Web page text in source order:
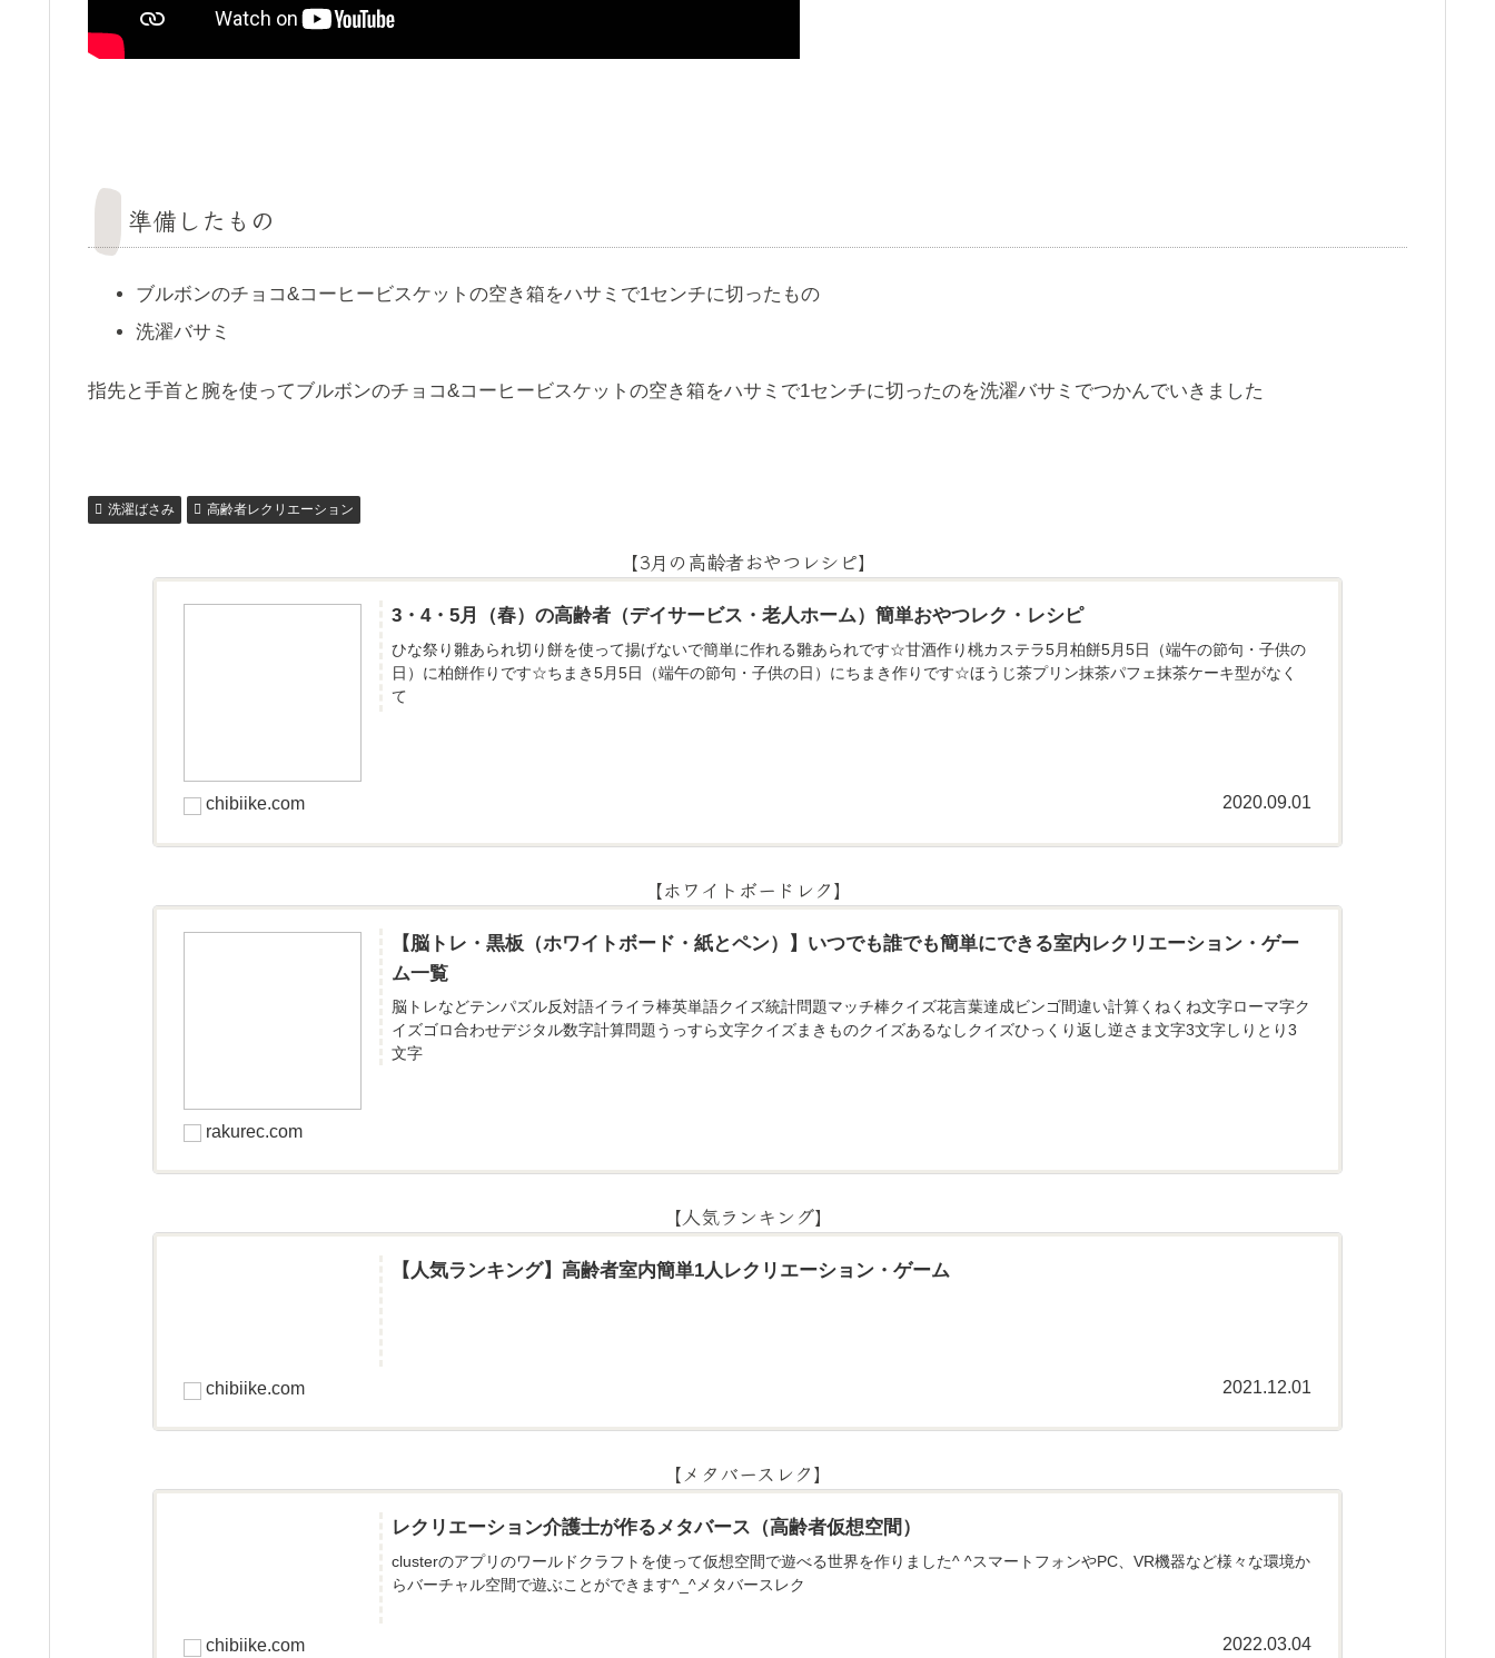
準備したもの
ブルボンのチョコ&コーヒービスケットの空き箱をハサミで1センチに切ったもの
洗濯バサミ
指先と手首と腕を使ってブルボンのチョコ&コーヒービスケットの空き箱をハサミで1センチに切ったのを洗濯バサミでつかんでいきました
洗濯ばさみ 高齢者レクリエーション
【3月の高齢者おやつレシピ】
3・4・5月（春）の高齢者（デイサービス・老人ホーム）簡単おやつレク・レシピ
ひな祭り雛あられ切り餅を使って揚げないで簡単に作れる雛あられです☆甘酒作り桃カステラ5月柏餅5月5日（端午の節句・子供の
日）に柏餅作りです☆ちまき5月5日（端午の節句・子供の日）にちまき作りです☆ほうじ茶プリン抹茶パフェ抹茶ケーキ型がなく
て
chibiike.com 2020.09.01
【ホワイトボードレク】
【脳トレ・黒板（ホワイトボード・紙とペン）】いつでも誰でも簡単にできる室内レクリエーション・ゲー
ム一覧
脳トレなどテンパズル反対語イライラ棒英単語クイズ統計問題マッチ棒クイズ花言葉達成ビンゴ間違い計算くねくね文字ローマ字ク
イズゴロ合わせデジタル数字計算問題うっすら文字クイズまきものクイズあるなしクイズひっくり返し逆さま文字3文字しりとり3
文字
rakurec.com
【人気ランキング】
【人気ランキング】高齢者室内簡単1人レクリエーション・ゲーム
chibiike.com 2021.12.01
【メタバースレク】
レクリエーション介護士が作るメタバース（高齢者仮想空間）
clusterのアプリのワールドクラフトを使って仮想空間で遊べる世界を作りました^ ^スマートフォンやPC、VR機器など様々な環境か
らバーチャル空間で遊ぶことができます^_^メタバースレク
chibiike.com 2022.03.04